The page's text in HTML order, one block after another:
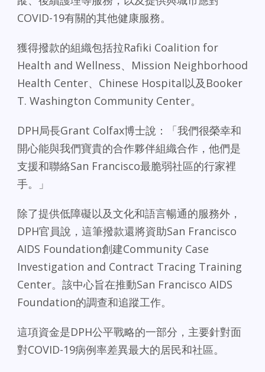
COVID-19有關的其他健康服務。
獲得撥款的組織包括拉Rafiki Coalition for
Health and Wellness、Mission Neighborhood
Health Center、Chinese Hospital以及Booker
T. Washington Community Center。
DPH局長Grant Colfax博士說：「我們很榮幸和
開心能與我們寶貴的合作夥伴組織合作，他們是
支援和聯絡San Francisco最脆弱社區的行家裡
手。」
除了提供低障礙以及文化和語言暢通的服務外，
DPH官員說，這筆撥款還將資助San Francisco
AIDS Foundation創建Community Case
Investigation and Contract Tracing Training
Center。該中心旨在推動San Francisco AIDS
Foundation的調查和追蹤工作。
這項資金是DPH公平戰略的一部分，主要針對面
對COVID-19病例率差異最大的居民和社區。